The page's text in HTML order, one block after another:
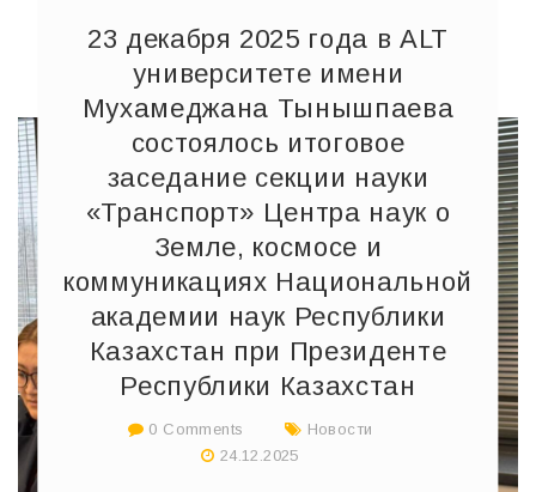
23 декабря 2025 года в ALT
университете имени
Мухамеджана Тынышпаева
состоялось итоговое
заседание секции науки
«Транспорт» Центра наук о
Земле, космосе и
коммуникациях Национальной
академии наук Республики
Казахстан при Президенте
Республики Казахстан
0 Comments
Новости
24.12.2025